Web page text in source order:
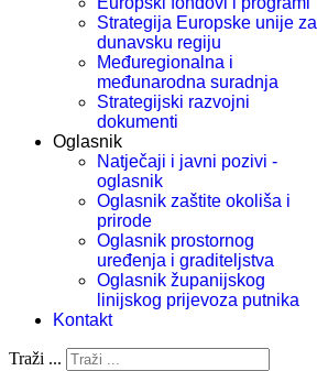
Strategija Europske unije za
dunavsku regiju
Međuregionalna i
međunarodna suradnja
Strategijski razvojni
dokumenti
Oglasnik
Natječaji i javni pozivi -
oglasnik
Oglasnik zaštite okoliša i
prirode
Oglasnik prostornog
uređenja i graditeljstva
Oglasnik županijskog
linijskog prijevoza putnika
Kontakt
Traži ...